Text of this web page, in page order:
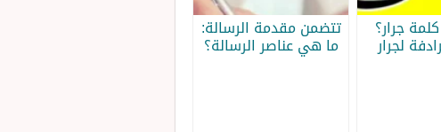
جرار؟
لجرار
تتضمن مقدمة الرسالة:
ما هي عناصر الرسالة؟